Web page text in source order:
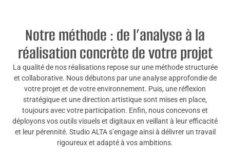
Notre méthode : de l’analyse à la
réalisation concrète de votre projet
La qualité de nos réalisations repose sur une méthode structurée
et collaborative. Nous débutons par une analyse approfondie de
votre projet et de votre environnement. Puis, une réflexion
stratégique et une direction artistique sont mises en place,
toujours avec votre participation. Enfin, nous concevons et
déployons vos outils visuels et digitaux en veillant à leur efficacité
et leur pérennité. Studio ALTA s’engage ainsi à délivrer un travail
rigoureux et adapté à vos ambitions.